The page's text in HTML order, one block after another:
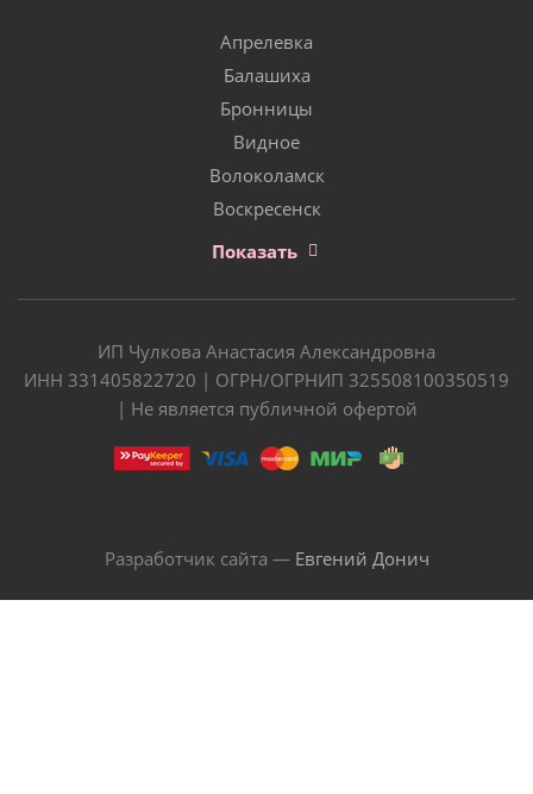
Апрелевка
Балашиха
Бронницы
Видное
Волоколамск
Воскресенск
Показать
ИП Чулкова Анастасия Александровна
ИНН 331405822720 | ОГРН/ОГРНИП 325508100350519
| Не является публичной офертой
Разработчик сайта — Евгений Донич